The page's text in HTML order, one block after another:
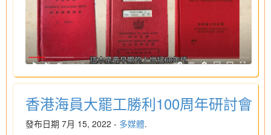
香港海員大罷工勝利100周年研討會
發布日期 7月 15, 2022 - 多媒體.